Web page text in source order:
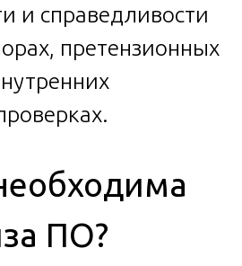
и справедливости
претензионных
ПО?